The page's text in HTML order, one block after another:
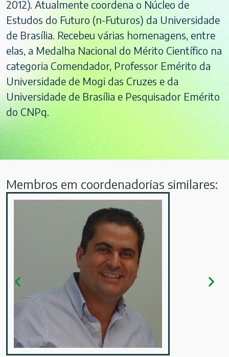
2012). Atualmente coordena o Núcleo de
Estudos do Futuro (n-Futuros) da Universidade
de Brasília. Recebeu várias homenagens, entre
elas, a Medalha Nacional do Mérito Científico na
categoria Comendador, Professor Emérito da
Universidade de Mogi das Cruzes e da
Universidade de Brasília e Pesquisador Emérito
do CNPq.
Membros em coordenadorias similares: